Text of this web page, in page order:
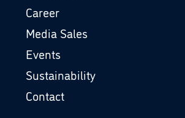
Career
Media Sales
Events
Sustainability
Contact